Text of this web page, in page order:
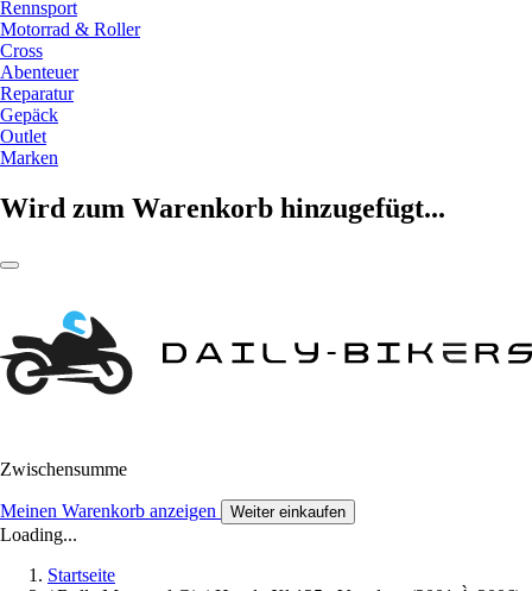
Rennsport
Motorrad & Roller
Cross
Abenteuer
Reparatur
Gepäck
Outlet
Marken
Wird zum Warenkorb hinzugefügt...
Zwischensumme
Meinen Warenkorb anzeigen Weiter einkaufen
Loading...
Startseite